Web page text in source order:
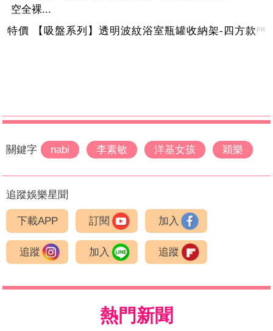
空全裸...
特價 【吸盤系列】透明波紋浴室瓶罐收納架-四方款 PR
關鍵字 nabi 李素敏 洋基女孩 穎樂
追蹤娛樂星聞
下載APP 訂閱 加入
追蹤 加入 追蹤
熱門新聞